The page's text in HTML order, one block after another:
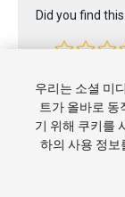
Did you find
Report a
우리는 소셜 미
트가 올바로
기 위해 쿠키를
하의 사용 정보